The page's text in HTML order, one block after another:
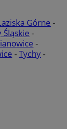
Górne -
Śląskie -
-
-Tychy-